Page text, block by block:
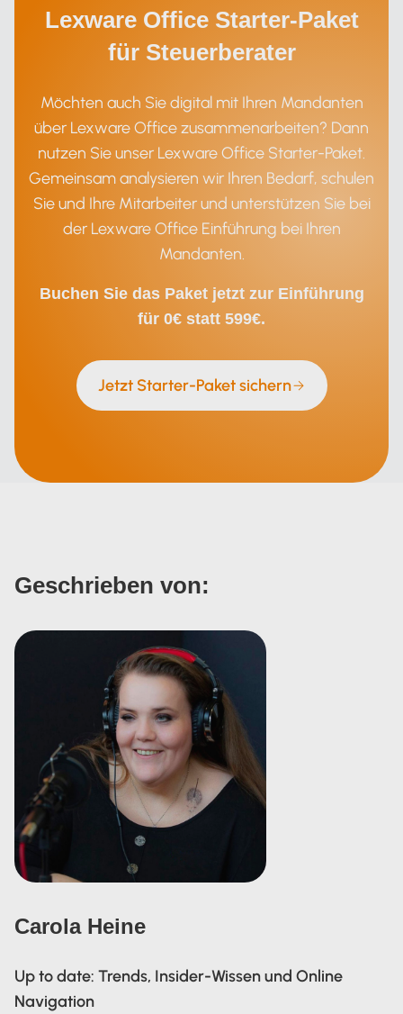
Lexware Office Starter-Paket
für Steuerberater
Möchten auch Sie digital mit Ihren Mandanten
über Lexware Office zusammenarbeiten? Dann
nutzen Sie unser Lexware Office Starter-Paket.
Gemeinsam analysieren wir Ihren Bedarf, schulen
Sie und Ihre Mitarbeiter und unterstützen Sie bei
der Lexware Office Einführung bei Ihren
Mandanten.
Buchen Sie das Paket jetzt zur Einführung
für 0€ statt 599€.
Jetzt Starter-Paket sichern
Geschrieben von:
Carola Heine
Up to date: Trends, Insider-Wissen und Online
Navigation